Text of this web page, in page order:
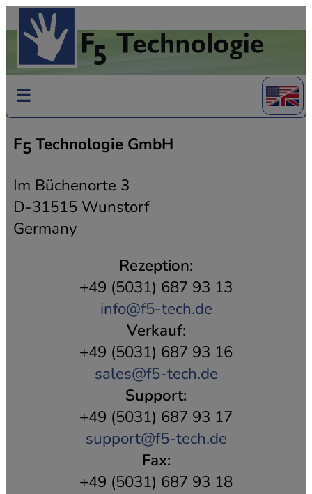
to
☰
F5Technologie GmbH
Im Büchenorte 3
D-31515 Wunstorf
Germany
Rezeption:
+49 (5031) 687 93 13
info@f5-tech.de
Verkauf:
+49 (5031) 687 93 16
sales@f5-tech.de
Support:
+49 (5031) 687 93 17
support@f5-tech.de
Fax:
+49 (5031) 687 93 18